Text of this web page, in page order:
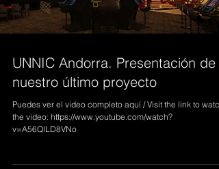
Load video